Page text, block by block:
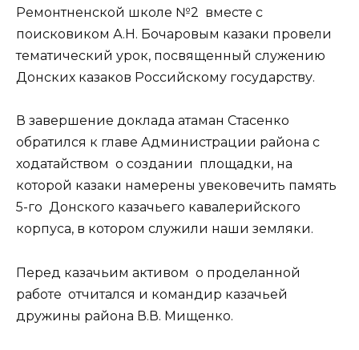
Ремонтненской школе №2 вместе с
поисковиком А.Н. Бочаровым казаки провели
тематический урок, посвященный служению
Донских казаков Российскому государству.
В завершение доклада атаман Стасенко
обратился к главе Администрации района с
ходатайством о создании площадки, на
которой казаки намерены увековечить память
5-го Донского казачьего кавалерийского
корпуса, в котором служили наши земляки.
Перед казачьим активом о проделанной
работе отчитался и командир казачьей
дружины района В.В. Мищенко.